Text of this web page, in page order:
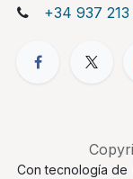
+34 937
Con tecnología de